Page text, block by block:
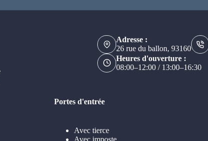
Adresse :
26 rue du ballon, 93160
Heures d'ouverture :
08:00–12:00 / 13:00–16:30
Portes d'entrée
Avec tierce
Avec imposte